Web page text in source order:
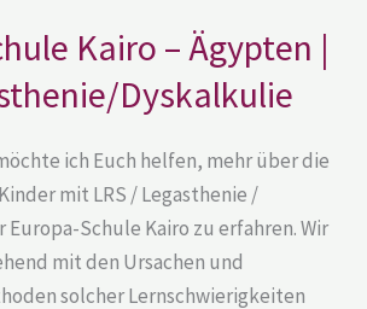
Kairo – Ägypten |
Dyskalkulie
ich Euch helfen, mehr über die
mit LRS / Legasthenie /
Schule Kairo zu erfahren. Wir
mit den Ursachen und
solcher Lernschwierigkeiten